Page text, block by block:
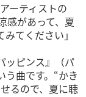
ーティストの
感があって、夏
てください」
ッピンス』（パ
う曲です。“かき
るので、夏に聴